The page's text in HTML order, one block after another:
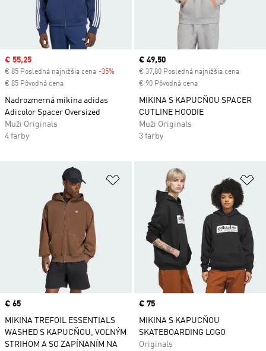
Sale price
€ 55,25
€ 85 Posledná najnižšia cena -35% Discount
€ 85 Pôvodná cena
Nadrozmerná mikina adidas
Adicolor Spacer Oversized
Muži Originals
4 farby
Current price
€ 49,50
€ 37,80 Posledná najnižšia cena
€ 90 Pôvodná cena
MIKINA S KAPUCŇOU SPACER
CUTLINE HOODIE
Muži Originals
3 farby
Pridať do zoznamu želaných
Price
€ 65
MIKINA TREFOIL ESSENTIALS
WASHED S KAPUCŇOU, VOĽNÝM
STRIHOM A SO ZAPÍNANÍM NA
Price
€ 75
MIKINA S KAPUCŇOU
SKATEBOARDING LOGO
Originals